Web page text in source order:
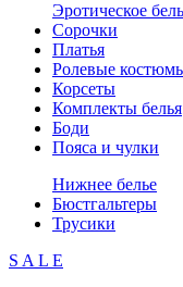
Эротическое
Сорочки
Платья
Ролевые
Корсеты
Комплекты белья
Боди
Пояса и чулки
Нижнее белье
Бюстгальтеры
Трусики
S A L E